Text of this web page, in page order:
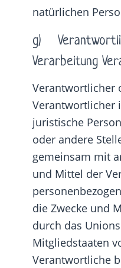
natürlichen
g)
Verarbeitung
Verantwortlicher
Verantwortlicher
juristische
oder andere
gemeinsam mit
und Mittel der
die Zwecke und
durch das
Mitgliedstaaten
Verantwortliche